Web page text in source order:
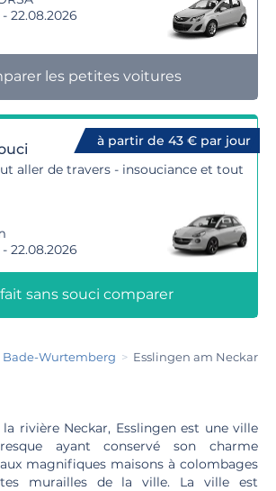
22.08.2026
les petites voitures
à partir de 43 € par jour
aller de travers - insouciance et tout
22.08.2026
sans souci comparer
Bade-Wurtemberg Esslingen am Neckar
rivière Neckar, Esslingen est une ville
ayant conservé son charme
magnifiques maisons à colombages
murailles de la ville. La ville est